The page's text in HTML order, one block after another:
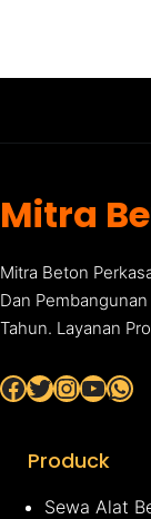
Mitra
Mitra Beton
Dan
Tahun. Layanan
Facebook Twitter InstagramYouTube WhatsApp
Produck
Sewa Alat